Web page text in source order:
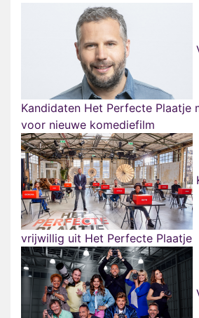
Kandidaten Het Perfecte Plaatje
voor nieuwe komediefilm
vrijwillig uit Het Perfecte Plaatje